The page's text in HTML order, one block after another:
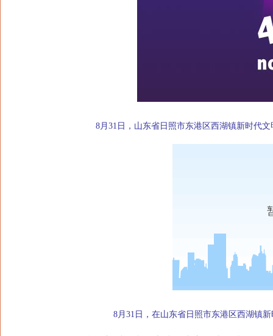
8月31日，山东省日照市东港区西湖镇新时代
8月31日，在山东省日照市东港区西湖镇